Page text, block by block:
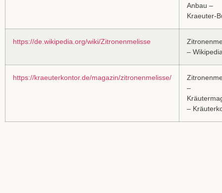
Anbau –
Kraeuter-
https://de.wikipedia.org/wiki/Zitronenmelisse
–
https://kraeuterkontor.de/magazin/zitronenmelisse/
–
–